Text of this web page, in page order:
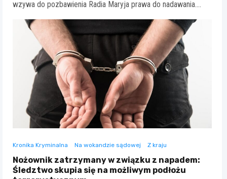
wzywa do pozbawienia Radia Maryja prawa do nadawania.…
Kronika Kryminalna Na wokandzie sądowej Z kraju
Nożownik zatrzymany w związku z napadem:
Śledztwo skupia się na możliwym podłożu